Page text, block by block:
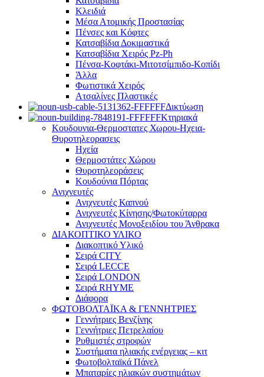
Κλειδιά
Μέσα Ατομικής Προστασίας
Πένσες και Κόφτες
Κατσαβίδια Δοκιμαστικά
Κατσαβίδια Χειρός Pz-Ph
Πένσα-Κοφτάκι-Μιτοτσίμπιδο-Κοπίδι
Άλλα
Φωτιστικά Χειρός
Ατσαλίνες Πλαστικές
Δικτύωση
Κτηριακά
Κουδουνια-Θερμοστατες Χωρου-Ηχεια-
Θυροτηλεορασεις
Ηχεία
Θερμοστάτες Χώρου
Θυροτηλεοράσεις
Κουδούνια Πόρτας
Ανιχνευτές
Ανιχνευτές Καπνού
Ανιχνευτές Κίνησης/Φωτοκύταρρα
Ανιχνευτές Μονοξειδίου του Άνθρακα
ΔΙΑΚΟΠΤΙΚΟ ΥΛΙΚΟ
Διακοπτικό Υλικό
Σειρά CITY
Σειρά LECCE
Σειρά LONDON
Σειρά RHYME
Διάφορα
ΦΩΤΟΒΟΛΤΑΪΚΑ & ΓΕΝΝΗΤΡΙΕΣ
Γεννήτριες Βενζίνης
Γεννήτριες Πετρελαίου
Ρυθμιστές στροφών
Συστήματα ηλιακής ενέργειας – κιτ
Φωτοβολταϊκά Πάνελ
Μπαταρίες ηλιακών συστημάτων